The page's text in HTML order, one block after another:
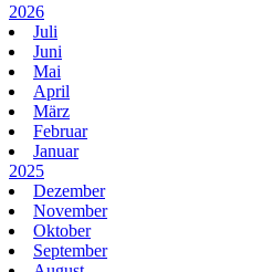
2026
Juli
Juni
Mai
April
März
Februar
Januar
2025
Dezember
November
Oktober
September